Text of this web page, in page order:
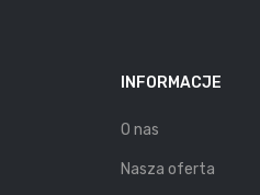
INFORMACJE
O nas
Nasza oferta